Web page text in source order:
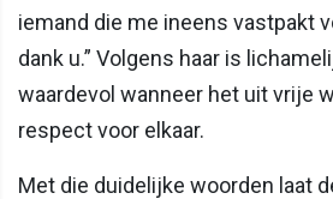
iemand die me ineens vastpakt
dank u.” Volgens haar is
waardevol wanneer het uit vrije
respect voor elkaar.
Met die duidelijke woorden laat